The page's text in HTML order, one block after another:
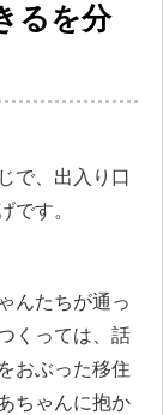
るを分
で、出入り口
です。
んたちが通っ
くっては、話
おぶった移住
ちゃんに抱か